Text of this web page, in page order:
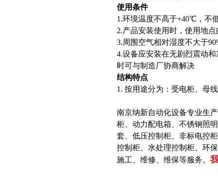
使用条件
1.环境温度不高于+40℃，不
2.产品安装使用时，使用地
3.周围空气相对湿度不大于
4.设备应安装在无剧烈震动
时可与制造厂协商解决
结构特点
1. 按用途分为：受电柜、母
南京纳新自动化设备专业生
柜、动力配电箱、不锈钢照
套、低压控制柜、非标电控
控制柜、水处理控制柜、环
施工、维修、维保等服务。